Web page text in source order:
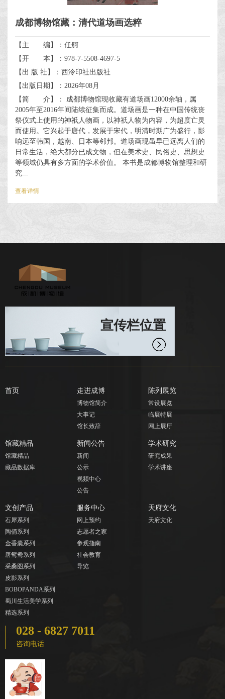
成都博物馆藏：清代道场画选粹
【主 编】：任舸
【开 本】：978-7-5508-4697-5
【出 版 社】：西泠印社出版社
【出版日期】：2026年08月
【简 介】： 成都博物馆现收藏有道场画12000余轴，属
2005年至2016年间陆续征集而成。道场画是一种在中国传统丧
祭仪式上使用的神祇人物画，以神祇人物为内容，为超度亡灵
而使用。它兴起于唐代，发展于宋代，明清时期广为盛行，影
响远至韩国，越南、日本等邻邦。道场画现虽早已远离人们的
日常生活，绝大都分已成文物，但在美术史、民俗史、思想史
等领域仍具有多方面的学术价值。 本书是成都博物馆整理和研
究...
查看详情
宣传栏位置
首页 走进成博
博物馆简介
大事记
馆长致辞
陈列展览
常设展览
临展特展
网上展厅
馆藏精品
馆藏精品
藏品数据库
新闻公告
新闻
公示
视频中心
公告
学术研究
研究成果
学术讲座
文创产品
石犀系列
陶俑系列
金香囊系列
唐鸳鸯系列
采桑图系列
皮影系列
BOBOPANDA系列
蜀川生活美学系列
精选系列
服务中心
网上预约
志愿者之家
参观指南
社会教育
导览
天府文化
天府文化
028 - 6827 7011
咨询电话